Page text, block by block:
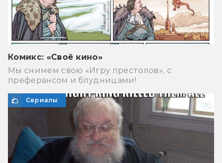
Комикс: «Своё кино»
Мы снимем свою «Игру престолов», с
преферансом и блудницами!
Сериалы